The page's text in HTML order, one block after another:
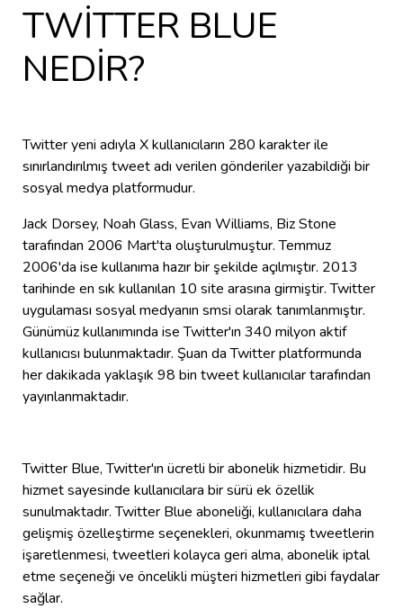
TWİTTER BLUE
NEDİR?
Twitter yeni adıyla X kullanıcıların 280 karakter ile
sınırlandırılmış tweet adı verilen gönderiler yazabildiği bir
sosyal medya platformudur.
Jack Dorsey, Noah Glass, Evan Williams, Biz Stone
tarafından 2006 Mart'ta oluşturulmuştur. Temmuz
2006'da ise kullanıma hazır bir şekilde açılmıştır. 2013
tarihinde en sık kullanılan 10 site arasına girmiştir. Twitter
uygulaması sosyal medyanın smsi olarak tanımlanmıştır.
Günümüz kullanımında ise Twitter'ın 340 milyon aktif
kullanıcısı bulunmaktadır. Şuan da Twitter platformunda
her dakikada yaklaşık 98 bin tweet kullanıcılar tarafından
yayınlanmaktadır.
Twitter Blue, Twitter'ın ücretli bir abonelik hizmetidir. Bu
hizmet sayesinde kullanıcılara bir sürü ek özellik
sunulmaktadır. Twitter Blue aboneliği, kullanıcılara daha
gelişmiş özelleştirme seçenekleri, okunmamış tweetlerin
işaretlenmesi, tweetleri kolayca geri alma, abonelik iptal
etme seçeneği ve öncelikli müşteri hizmetleri gibi faydalar
sağlar.